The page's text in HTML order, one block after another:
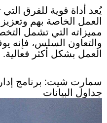
يُعد أداة قوية للفرق
العمل الخاصة بهم
مميزاته التي تشمل
والتعاون السلس، فإنه
العمل بشكل أكثر فعالية.
سمارت شيت: برنامج
جداول البيانات